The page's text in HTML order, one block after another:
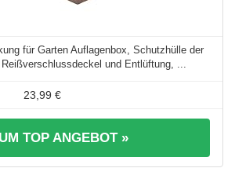
für Garten Auflagenbox, Schutzhülle der
und Entlüftung, ...
23,99 €
TOP ANGEBOT »